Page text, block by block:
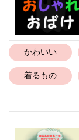
かわいい
着るもの